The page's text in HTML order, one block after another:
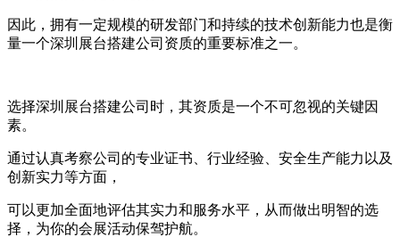
因此，拥有一定规模的研发部门和持续的技术创新能力也是衡
量一个深圳展台搭建公司资质的重要标准之一。
选择深圳展台搭建公司时，其资质是一个不可忽视的关键因
素。
通过认真考察公司的专业证书、行业经验、安全生产能力以及
创新实力等方面，
可以更加全面地评估其实力和服务水平，从而做出明智的选
择，为你的会展活动保驾护航。